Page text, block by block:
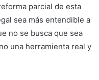
parcial de esta
sea más entendible a
no se busca que sea
una herramienta real y